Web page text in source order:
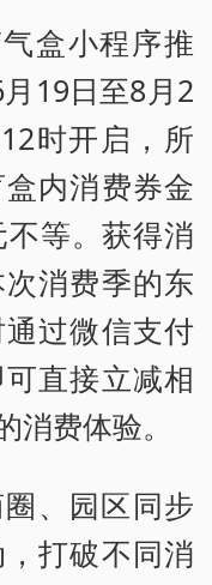
盒小程序推
19日至8月2
时开启，所
内消费券金
等。获得消
消费季的东
过微信支付
直接立减相
费体验。
、园区同步
打破不同消